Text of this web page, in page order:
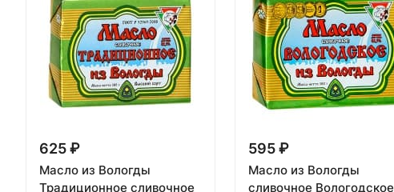
625 ₽
Масло из Вологды
Традиционное сливочное
595 ₽
Масло из Вологды
сливочное Вологодское